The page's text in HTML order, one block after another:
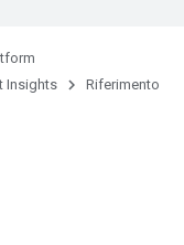
Insights Riferimento